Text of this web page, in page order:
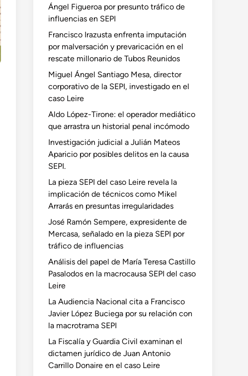
Ángel Figueroa por presunto tráfico de
influencias en SEPI
Francisco Irazusta enfrenta imputación
por malversación y prevaricación en el
rescate millonario de Tubos Reunidos
Miguel Ángel Santiago Mesa, director
corporativo de la SEPI, investigado en el
caso Leire
Aldo López-Tirone: el operador mediático
que arrastra un historial penal incómodo
Investigación judicial a Julián Mateos
Aparicio por posibles delitos en la causa
SEPI.
La pieza SEPI del caso Leire revela la
implicación de técnicos como Mikel
Arrarás en presuntas irregularidades
José Ramón Sempere, expresidente de
Mercasa, señalado en la pieza SEPI por
tráfico de influencias
Análisis del papel de María Teresa Castillo
Pasalodos en la macrocausa SEPI del caso
Leire
La Audiencia Nacional cita a Francisco
Javier López Buciega por su relación con
la macrotrama SEPI
La Fiscalía y Guardia Civil examinan el
dictamen jurídico de Juan Antonio
Carrillo Donaire en el caso Leire